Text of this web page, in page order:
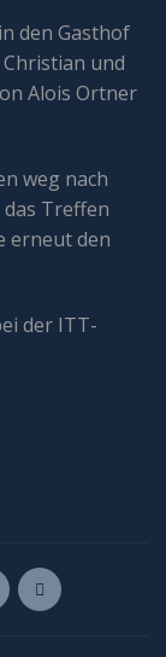
den Gasthof
und
Alois Ortner
weg nach
Treffen
erneut den
der ITT-